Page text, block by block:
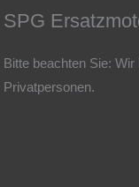
SPG
Bitte beachten Sie:
Privatpersonen.